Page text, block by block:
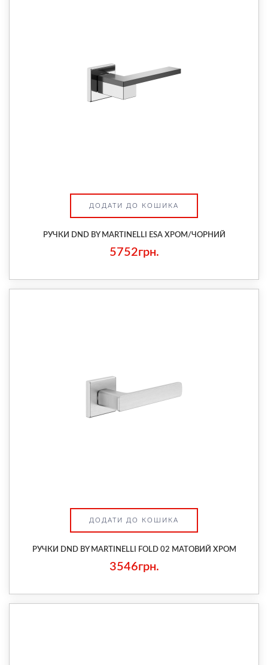
ДОДАТИ ДО КОШИКА
РУЧКИ DND BY MARTINELLI ESA ХРОМ/ЧОРНИЙ
5752грн.
ДОДАТИ ДО КОШИКА
РУЧКИ DND BY MARTINELLI FOLD 02 МАТОВИЙ ХРОМ
3546грн.